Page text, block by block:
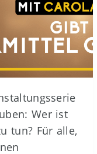
Wer ist
tun? Für alle,